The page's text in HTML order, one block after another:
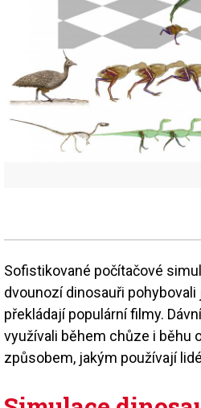
Sofistikované počítačové
dvounozí dinosauři pohybovali
překládají populární filmy.
využívali během chůze i běhu
způsobem, jakým používají